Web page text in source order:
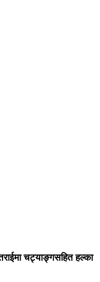
तराईमा चट्याङ्गसहित हल्का